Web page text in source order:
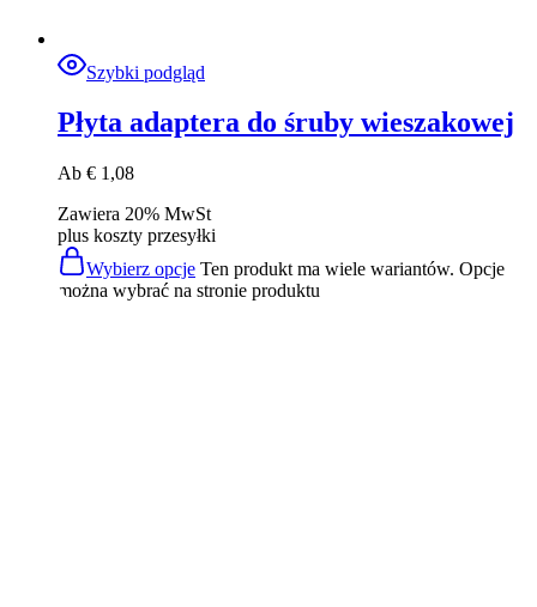
Szybki podgląd
Płyta adaptera do śruby wieszakowej
Ab € 1,08
Zawiera 20% MwSt
plus koszty przesyłki
Wybierz opcje Ten produkt ma wiele wariantów. Opcje
można wybrać na stronie produktu